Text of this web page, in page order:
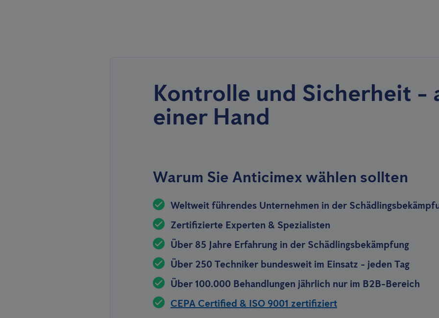
Kontrolle und Sicherheit -
einer Hand
Warum Sie Anticimex wählen sollten
Weltweit führendes Unternehmen in der
Zertifizierte Experten & Spezialisten
Über 85 Jahre Erfahrung in der Schädlingsbekämpfung
Über 250 Techniker bundesweit im Einsatz - jeden Tag
Über 100.000 Behandlungen jährlich nur im B2B-Bereich
CEPA Certified & ISO 9001 zertifiziert